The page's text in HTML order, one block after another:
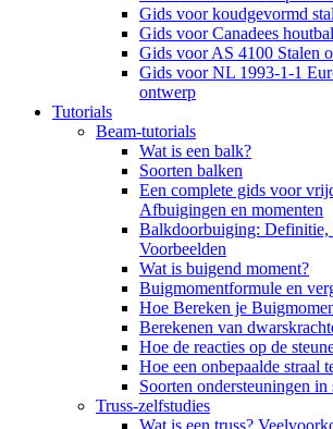
Gids voor koudgevormd
Gids voor Canadees
Gids voor AS 4100 Stalen
Gids voor NL 1993-1-1
ontwerp
Tutorials
Beam-tutorials
Wat is een balk?
Soorten balken
Een complete gids voor
Afbuigingen en momenten
Balkdoorbuiging: Definitie,
Voorbeelden
Wat is buigend moment?
Buigmomentformule en
Hoe Bereken je
Berekenen van
Hoe de reacties op de
Hoe een onbepaalde straal
Soorten ondersteuningen in
Truss-zelfstudies